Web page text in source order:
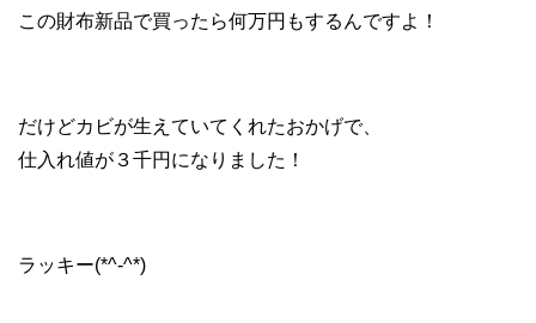
この財布新品で買ったら何万円もするんですよ！
だけどカビが生えていてくれたおかげで、
仕入れ値が３千円になりました！
ラッキー(*^-^*)